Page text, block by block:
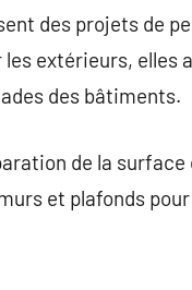
des projets de
les extérieurs,
des bâtiments.
de la
et plafonds